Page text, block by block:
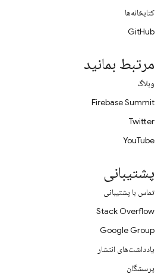
کتابخانه‌ها
GitHub
مرتبط بمانید
وبلاگ
Firebase Summit
Twitter
YouTube
پشتیبانی
تماس با پشتیبانی
Stack Overflow
Google Group
یادداشت‌های انتشار
پرسشگان